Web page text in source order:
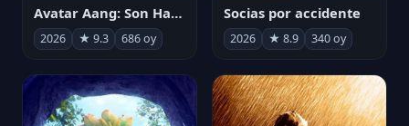
Avatar Aang: Son Havabükücü
2026 ★ 9.3 686 oy
Socias por accidente
2026 ★ 8.9 340 oy